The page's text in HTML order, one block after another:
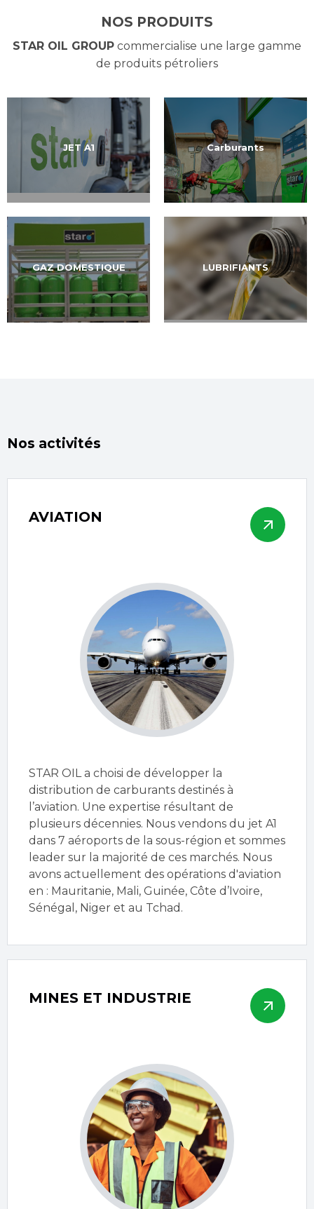
NOS PRODUITS
STAR OIL GROUP commercialise une large gamme
de produits pétroliers
JET A1 Carburants
GAZ DOMESTIQUE LUBRIFIANTS
Nos activités
AVIATION
STAR OIL a choisi de développer la
distribution de carburants destinés à
l’aviation. Une expertise résultant de
plusieurs décennies. Nous vendons du jet A1
dans 7 aéroports de la sous-région et sommes
leader sur la majorité de ces marchés. Nous
avons actuellement des opérations d'aviation
en : Mauritanie, Mali, Guinée, Côte d’Ivoire,
Sénégal, Niger et au Tchad.
MINES ET INDUSTRIE